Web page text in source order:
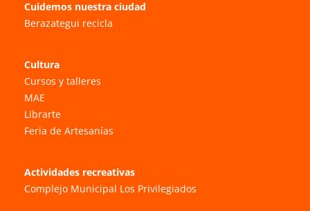
Cuidemos nuestra ciudad
Berazategui recicla
Cultura
Cursos y talleres
MAE
Librarte
Feria de Artesanías
Actividades recreativas
Complejo Municipal Los Privilegiados